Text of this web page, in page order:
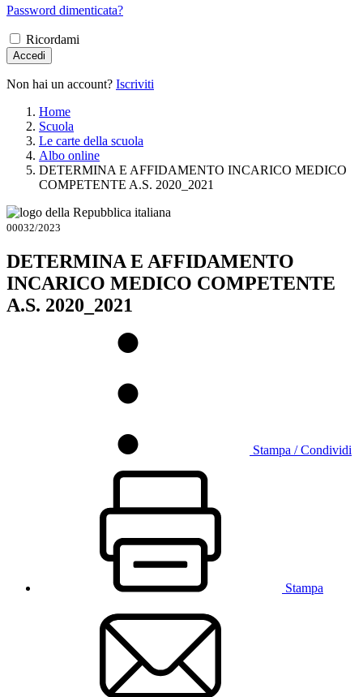
Password dimenticata?
Ricordami
Accedi
Non hai un account? Iscriviti
Home
Scuola
Le carte della scuola
Albo online
DETERMINA E AFFIDAMENTO INCARICO MEDICO
COMPETENTE A.S. 2020_2021
00032/2023
DETERMINA E AFFIDAMENTO
INCARICO MEDICO COMPETENTE
A.S. 2020_2021
Stampa / Condividi
Stampa